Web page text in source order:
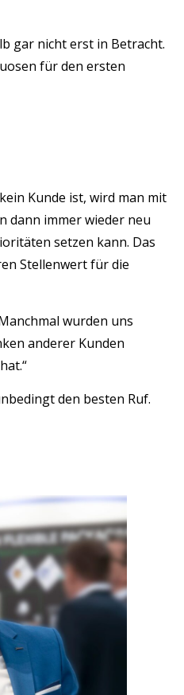
gar nicht erst in Betracht.
für den ersten
Kunde ist, wird man mit
dann immer wieder neu
setzen kann. Das
Stellenwert für die
wurden uns
anderer Kunden
den besten Ruf.